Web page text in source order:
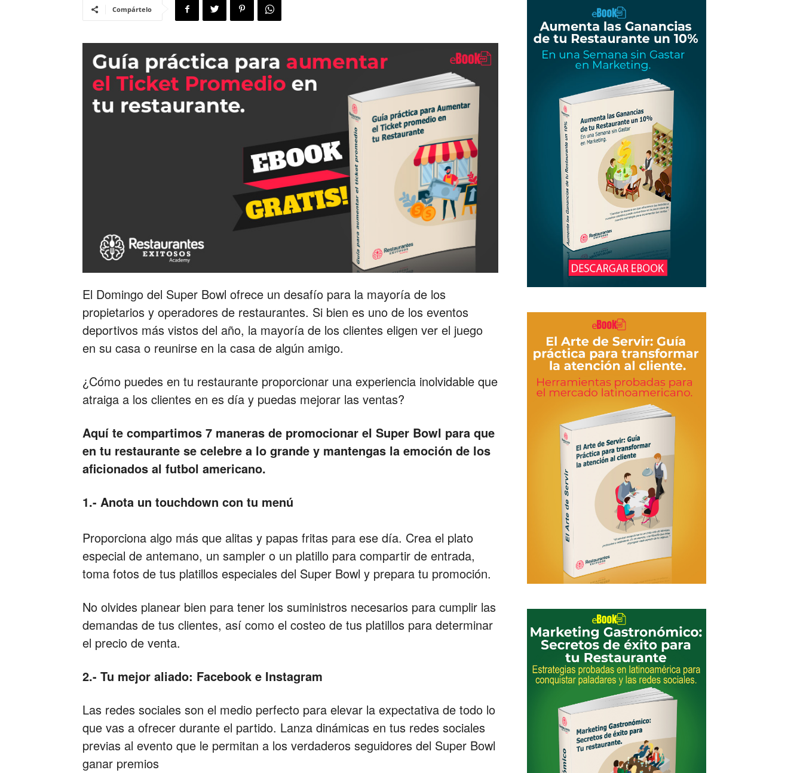
|
Menus
de
Marketing
Compártelo
El Domingo del Super Bowl ofrece un desafío para la mayoría de los
propietarios y operadores de restaurantes. Si bien es uno de los eventos
deportivos más vistos del año, la mayoría de los clientes eligen ver el juego
en su casa o reunirse en la casa de algún amigo.
¿Cómo puedes en tu restaurante proporcionar una experiencia inolvidable que
atraiga a los clientes en es día y puedas mejorar las ventas?
Aquí te compartimos 7 maneras de promocionar el Super Bowl para que
en tu restaurante se celebre a lo grande y mantengas la emoción de los
aficionados al futbol americano.
1.- Anota un touchdown con tu menú
Proporciona algo más que alitas y papas fritas para ese día. Crea el plato
especial de antemano, un sampler o un platillo para compartir de entrada,
toma fotos de tus platillos especiales del Super Bowl y prepara tu promoción.
No olvides planear bien para tener los suministros necesarios para cumplir las
demandas de tus clientes, así como el costeo de tus platillos para determinar
el precio de venta.
2.- Tu mejor aliado: Facebook e Instagram
Las redes sociales son el medio perfecto para elevar la expectativa de todo lo
que vas a ofrecer durante el partido. Lanza dinámicas en tus redes sociales
previas al evento que le permitan a los verdaderos seguidores del Super Bowl
ganar premios